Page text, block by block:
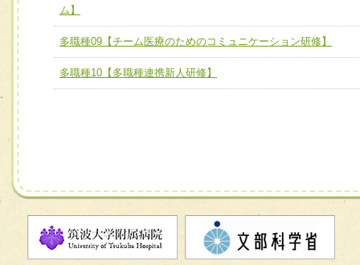
チーム07【病院職員に対する院内感染対策教育チーム】
チーム08【地域関係機関と連携した小児リハビリテーショ
チーム】
ーム】
チーム11【摂食・嚥下サポートチーム】
チーム12【こどもの食育支援チーム】
ム】
多職種09【チーム医療のためのコミュニケーション研修】
多職種10【多職種連携新人研修】